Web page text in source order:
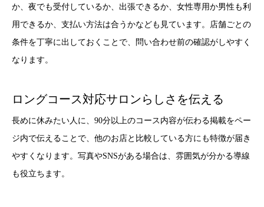
か、夜でも受付しているか、出張できるか、女性専用か男性も利
用できるか、支払い方法は合うかなども見ています。店舗ごとの
条件を丁寧に出しておくことで、問い合わせ前の確認がしやすく
なります。
ロングコース対応サロンらしさを伝える
長めに休みたい人に、90分以上のコース内容が伝わる掲載をペー
ジ内で伝えることで、他のお店と比較している方にも特徴が届き
やすくなります。写真やSNSがある場合は、雰囲気が分かる導線
も役立ちます。